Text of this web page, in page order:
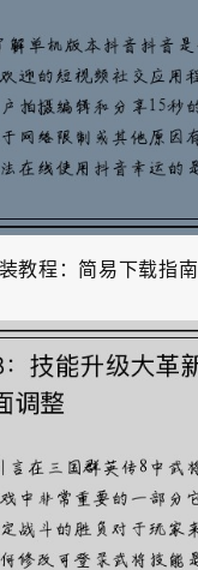
教程：简易下载指南